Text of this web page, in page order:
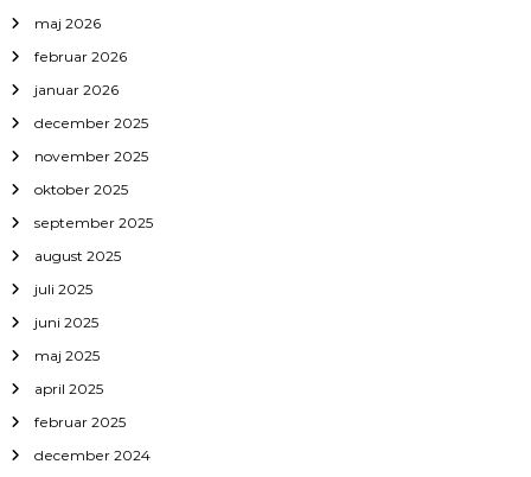
maj 2026
februar 2026
januar 2026
december 2025
november 2025
oktober 2025
september 2025
august 2025
juli 2025
juni 2025
maj 2025
april 2025
februar 2025
december 2024